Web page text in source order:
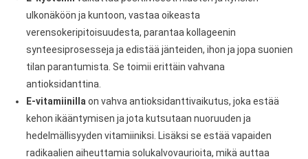
ulkonäköön ja kuntoon, vastaa oikeasta
verensokeripitoisuudesta, parantaa kollageenin
synteesiprosesseja ja edistää jänteiden, ihon ja jopa suonien
tilan parantumista. Se toimii erittäin vahvana
antioksidanttina.
E-vitamiinilla on vahva antioksidanttivaikutus, joka estää
kehon ikääntymisen ja jota kutsutaan nuoruuden ja
hedelmällisyyden vitamiiniksi. Lisäksi se estää vapaiden
radikaalien aiheuttamia solukalvovaurioita, mikä auttaa